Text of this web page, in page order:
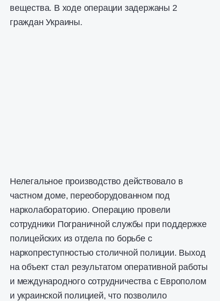
вещества. В ходе операции задержаны 2
граждан Украины.
Нелегальное производство действовало в
частном доме, переоборудованном под
нарколабораторию. Операцию провели
сотрудники Пограничной службы при поддержке
полицейских из отдела по борьбе с
наркопреступностью столичной полиции. Выход
на объект стал результатом оперативной работы
и международного сотрудничества с Европолом
и украинской полицией, что позволило